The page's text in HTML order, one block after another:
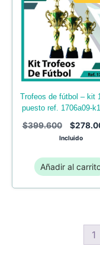
trofeos de fútbol – kit 1,2 y 3
puesto ref. 1706a09-
$399.600 $
Incluido
Añadir al
1